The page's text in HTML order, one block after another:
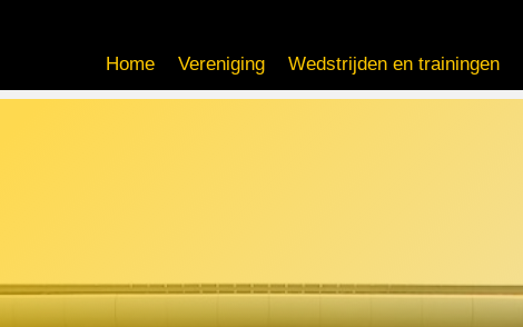
Home
Vereniging Wedstrijden en trainingen